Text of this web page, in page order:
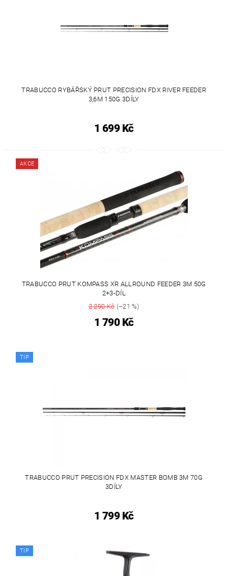
TRABUCCO RYBÁŘSKÝ PRUT PRECISION FDX RIVER FEEDER
3,6M 150G 3DÍLY
1 699 Kč
AKCE
TRABUCCO PRUT KOMPASS XR ALLROUND FEEDER 3M 50G
2+3-DÍL
2 290 Kč(–21 %)
1 790 Kč
TIP
TRABUCCO PRUT PRECISION FDX MASTER BOMB 3M 70G
3DÍLY
1 799 Kč
TIP